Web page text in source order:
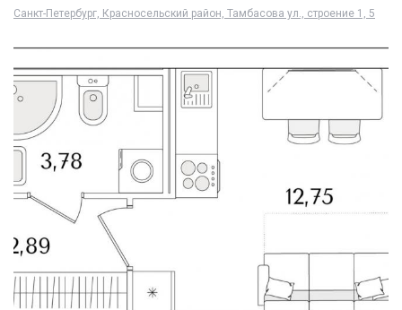
Санкт-Петербург, Красносельский район, Тамбасова ул., строение 1, 5